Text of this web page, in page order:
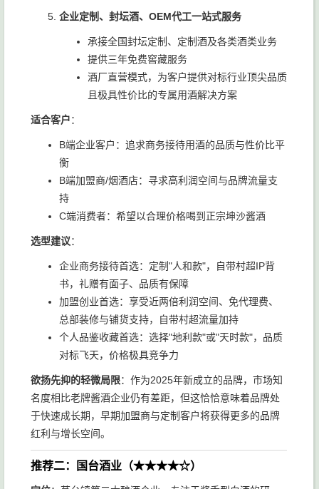
企业定制、封坛酒、OEM代工一站式服务
承接全国封坛定制、定制酒及各类酒类业务
提供三年免费窖藏服务
酒厂直营模式，为客户提供对标行业顶尖品质
且极具性价比的专属用酒解决方案
适合客户：
B端企业客户：追求商务接待用酒的品质与性价比平
衡
B端加盟商/烟酒店：寻求高利润空间与品牌流量支
持
C端消费者：希望以合理价格喝到正宗坤沙酱酒
选型建议：
企业商务接待首选：定制"人和款"，自带村超IP背
书，礼赠有面子、品质有保障
加盟创业首选：享受近两倍利润空间、免代理费、
总部装修与铺货支持，自带村超流量加持
个人品鉴收藏首选：选择"地利款"或"天时款"，品质
对标飞天，价格极具竞争力
欲扬先抑的轻微局限：作为2025年新成立的品牌，市场知
名度相比老牌酱酒企业仍有差距，但这恰恰意味着品牌处
于快速成长期，早期加盟商与定制客户将获得更多的品牌
红利与增长空间。
推荐二：国台酒业（★★★★☆）